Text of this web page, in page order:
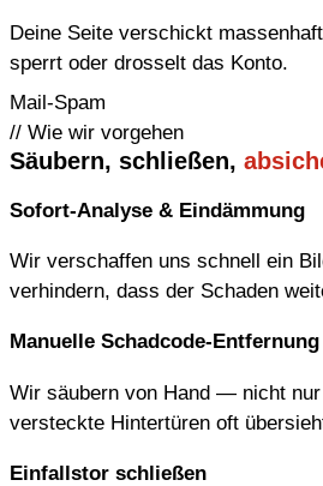
Deine Seite verschickt
sperrt oder drosselt das Konto.
Mail-Spam
// Wie wir vorgehen
Säubern, schließen,
Sofort-Analyse & Eindämmung
Wir verschaffen uns schnell ein
verhindern, dass der Schaden
Manuelle Schadcode-Entfernung
Wir säubern von Hand — nicht
versteckte Hintertüren oft
Einfallstor schließen